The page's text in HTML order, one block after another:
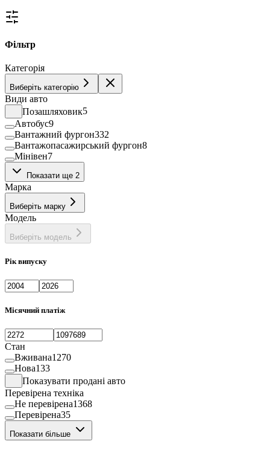
Фільтр
Категорія
Виберіть категорію
Види авто
Позашляховик5
Автобус9
Вантажний фургон332
Вантажопасажирський фургон8
Мінівен7
Рефрижератор
Фургон10
Показати ще 2
Марка
Виберіть марку
Модель
Виберіть модель
Рік випуску
Місячний платіж
Стан
Вживана1270
Нова133
Показувати продані авто
Перевірена техніка
Не перевірена1368
Перевірена35
Показати більше